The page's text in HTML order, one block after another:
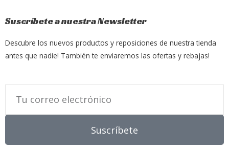
Suscríbete a nuestra Newsletter
Descubre los nuevos productos y reposiciones de nuestra tienda
antes que nadie! También te enviaremos las ofertas y rebajas!
Suscríbete